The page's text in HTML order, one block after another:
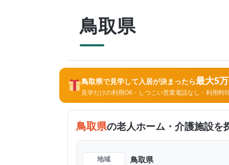
鳥取県
鳥取県で見学して入居が決まったら最大5
見学だけの利用OK・しつこい営業電話なし・利用料
鳥取県の老人ホーム・介護施設を
地域 鳥取県